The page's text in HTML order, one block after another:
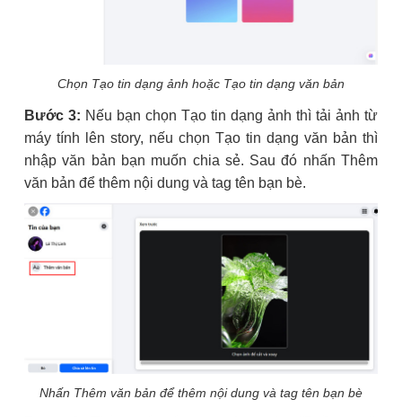
Chọn Tạo tin dạng ảnh hoặc Tạo tin dạng văn bản
Bước 3: Nếu bạn chọn Tạo tin dạng ảnh thì tải ảnh từ
máy tính lên story, nếu chọn Tạo tin dạng văn bản thì
nhập văn bản bạn muốn chia sẻ. Sau đó nhấn Thêm
văn bản để thêm nội dung và tag tên bạn bè.
Nhấn Thêm văn bản để thêm nội dung và tag tên bạn bè